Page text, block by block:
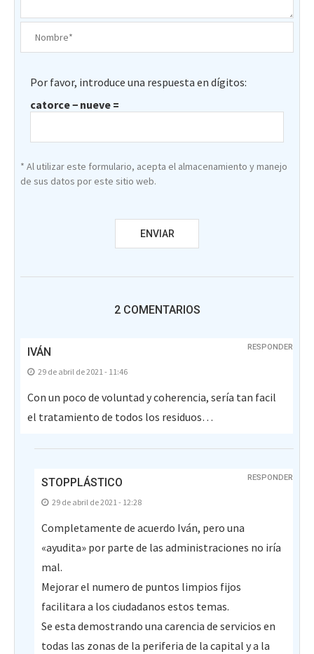
Por favor, introduce una respuesta en dígitos:
catorce − nueve =
* Al utilizar este formulario, acepta el almacenamiento y manejo
de sus datos por este sitio web.
2 COMENTARIOS
IVÁN
29 de abril de 2021 - 11:46
Con un poco de voluntad y coherencia, sería tan facil
el tratamiento de todos los residuos…
RESPONDER
STOPPLÁSTICO
29 de abril de 2021 - 12:28
Completamente de acuerdo Iván, pero una
«ayudita» por parte de las administraciones no iría
mal.
Mejorar el numero de puntos limpios fijos
facilitara a los ciudadanos estos temas.
Se esta demostrando una carencia de servicios en
todas las zonas de la periferia de la capital y a la
RESPONDER